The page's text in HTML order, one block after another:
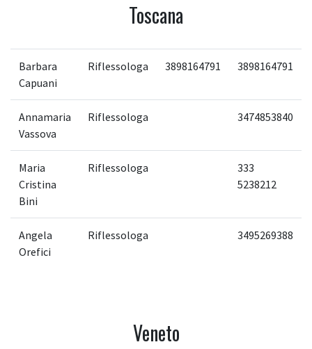
Toscana
Barbara
Capuani
Riflessologa 3898164791 3898164791
Annamaria
Vassova
Riflessologa 3474853840
Maria
Cristina
Bini
Riflessologa
333
5238212
Angela
Orefici
Riflessologa 3495269388
Veneto